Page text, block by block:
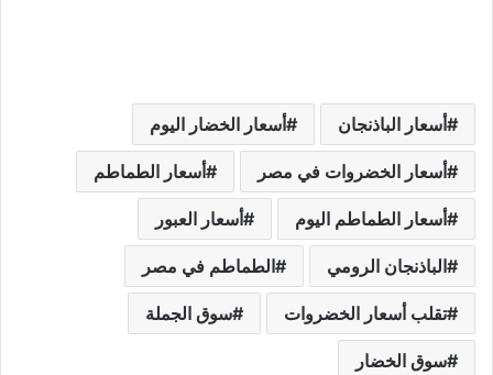
أسعار الباذنجان أسعار الخضار اليوم
أسعار الخضروات في مصر أسعار الطماطم
أسعار الطماطم اليوم أسعار العبور
الباذنجان الرومي الطماطم في مصر
تقلب أسعار الخضروات سوق الجملة
سوق الخضار